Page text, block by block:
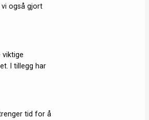
også gjort
viktige
I tillegg har
tid for å